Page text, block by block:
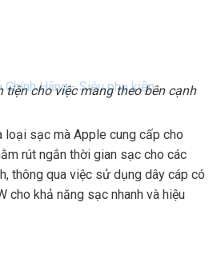
tiện cho việc mang theo bên cạnh
loại sạc mà Apple cung cấp cho
rút ngắn thời gian sạc cho các
thông qua việc sử dụng dây cáp có
cho khả năng sạc nhanh và hiệu